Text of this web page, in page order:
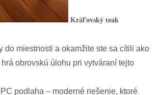
Kráľovský teak
do miestnosti a okamžite ste sa cítili ako
obrovskú úlohu pri vytváraní tejto
podlaha – moderné riešenie, ktoré